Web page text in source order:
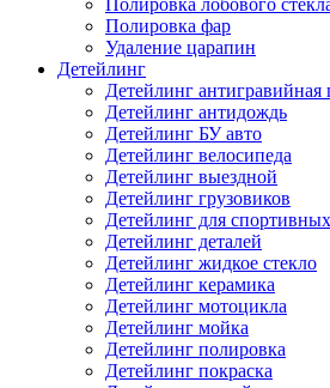
Полировка лобового
Полировка фар
Удаление царапин
Детейлинг
Детейлинг антигравийная
Детейлинг антидождь
Детейлинг БУ авто
Детейлинг велосипеда
Детейлинг выездной
Детейлинг грузовиков
Детейлинг для
Детейлинг деталей
Детейлинг жидкое стекло
Детейлинг керамика
Детейлинг мотоцикла
Детейлинг мойка
Детейлинг полировка
Детейлинг покраска